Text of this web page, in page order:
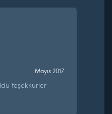
Mayıs 2017
teşekkürler